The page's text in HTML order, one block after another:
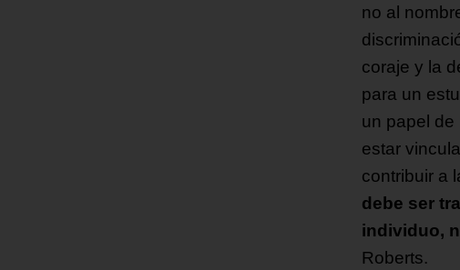
no al
coraje y la
para un
un papel de
estar
contribuir a
debe ser
individuo,
Roberts.